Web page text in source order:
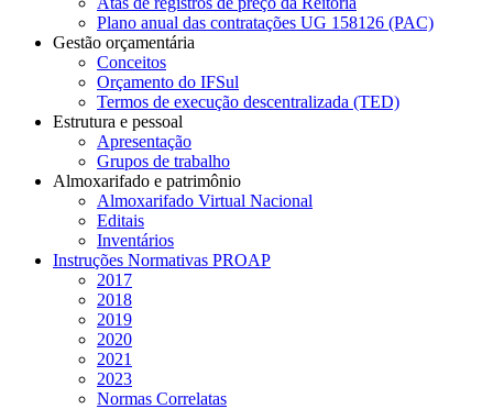
Plano anual das contratações UG 158126 (PAC)
Gestão orçamentária
Conceitos
Orçamento do IFSul
Termos de execução descentralizada (TED)
Estrutura e pessoal
Apresentação
Grupos de trabalho
Almoxarifado e patrimônio
Almoxarifado Virtual Nacional
Editais
Inventários
Instruções Normativas PROAP
2017
2018
2019
2020
2021
2023
Normas Correlatas